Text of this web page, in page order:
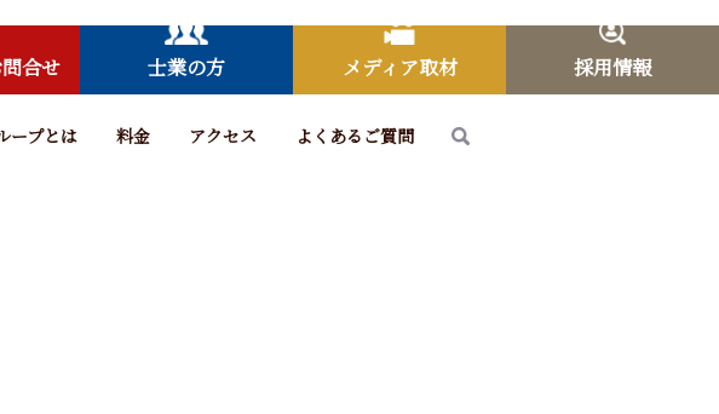
合せ 士業の方 メディア取材 採用情報
ープとは 料金 アクセス よくあるご質問